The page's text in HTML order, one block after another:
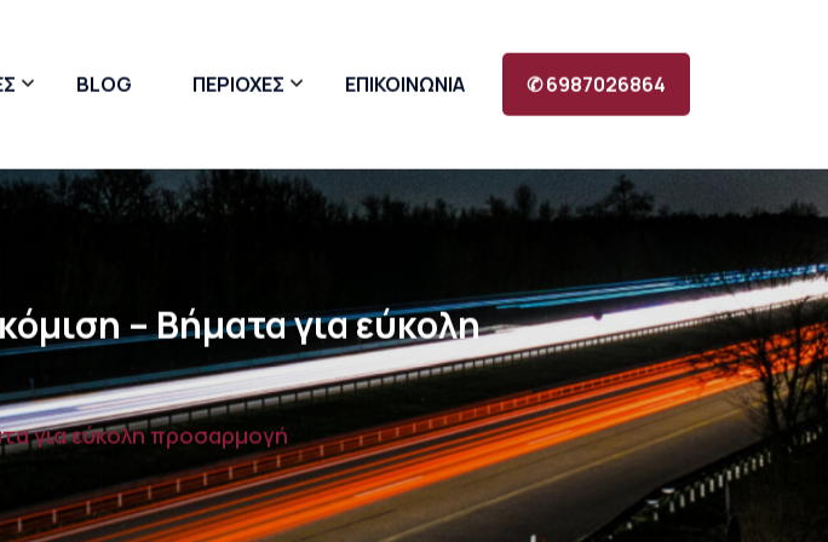
BLOG ΠΕΡΙΟΧΕΣ ΕΠΙΚΟΙΝΩΝΙΑ ✆ 6987026864
– Βήματα για εύκολη
για εύκολη προσαρμογή